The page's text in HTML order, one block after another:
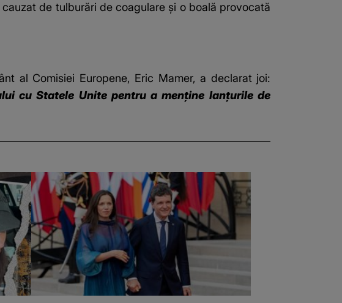
de tulburări de coagulare şi o boală provocată
al Comisiei Europene, Eric Mamer, a declarat joi:
cu Statele Unite pentru a menţine lanţurile de